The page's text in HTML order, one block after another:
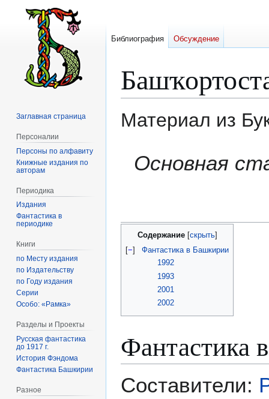
Материал из
Основная
Содержание
[−]
Фантастика в Башкирии
1992
1993
2001
2002
Фантастика
Составители:
Библиография Обсуждение
Заглавная страница
Персоналии
Персоны по алфавиту
Книжные издания по
авторам
Периодика
Издания
Фантастика в
периодике
Книги
по Месту издания
по Издательству
по Году издания
Серии
Особо: «Рамка»
Разделы и Проекты
Русская фантастика
до 1917 г.
История Фэндома
Фантастика Башкирии
Разное